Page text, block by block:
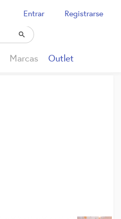
Entrar Registrarse

Marcas Outlet